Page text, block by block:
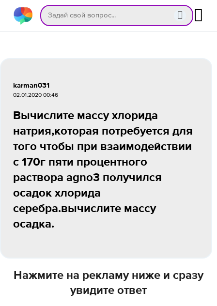
karman031
02.01.2020 00:46
Вычислите массу хлорида
натрия,которая потребуется для
того чтобы при взаимодействии
с 170г пяти процентного
раствора agno3 получился
осадок хлорида
серебра.вычислите массу
осадка.
Нажмите на рекламу ниже и сразу
увидите ответ